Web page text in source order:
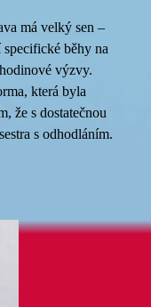
má velký sen –
běhy na
výzvy.
která byla
že s dostatečnou
s odhodláním.